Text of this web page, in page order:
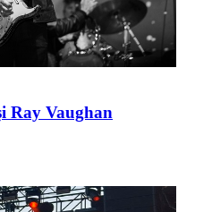
Ray Vaughan